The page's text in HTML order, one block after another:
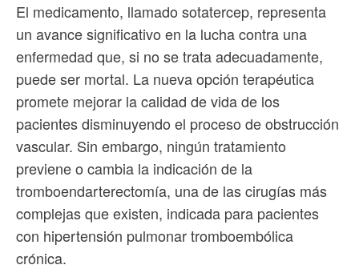
El medicamento, llamado sotatercep, representa
un avance significativo en la lucha contra una
enfermedad que, si no se trata adecuadamente,
puede ser mortal. La nueva opción terapéutica
promete mejorar la calidad de vida de los
pacientes disminuyendo el proceso de obstrucción
vascular. Sin embargo, ningún tratamiento
previene o cambia la indicación de la
tromboendarterectomía, una de las cirugías más
complejas que existen, indicada para pacientes
con hipertensión pulmonar tromboembólica
crónica.